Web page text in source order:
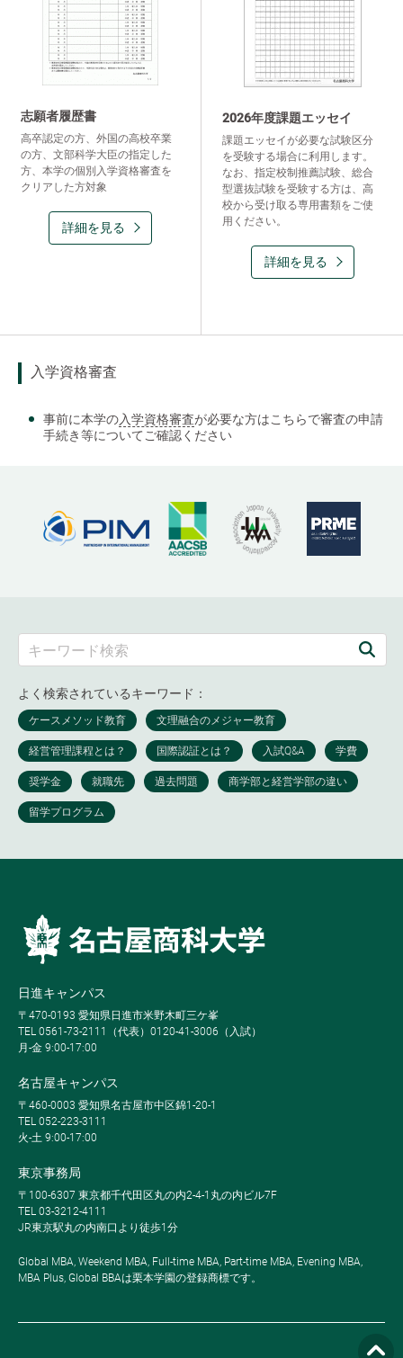
志願者履歴書
高卒認定の方、外国の高校卒業
の方、文部科学大臣の指定した
方、本学の個別入学資格審査を
クリアした方対象
詳細を見る
2026年度課題エッセイ
課題エッセイが必要な試験区分
を受験する場合に利用します。
なお、指定校制推薦試験、総合
型選抜試験を受験する方は、高
校から受け取る専用書類をご使
用ください。
詳細を見る
入学資格審査
事前に本学の入学資格審査が必要な方はこちらで審査の申請
手続き等についてご確認ください
よく検索されているキーワード：
日進キャンパス
〒470-0193 愛知県日進市米野木町三ケ峯
TEL 0561-73-2111（代表）0120-41-3006（入試）
月-金 9:00-17:00
名古屋キャンパス
〒460-0003 愛知県名古屋市中区錦1-20-1
TEL 052-223-3111
火-土 9:00-17:00
東京事務局
〒100-6307 東京都千代田区丸の内2-4-1丸の内ビル7F
TEL 03-3212-4111
JR東京駅丸の内南口より徒歩1分
Global MBA, Weekend MBA, Full-time MBA, Part-time MBA, Evening MBA,
MBA Plus, Global BBAは栗本学園の登録商標です。